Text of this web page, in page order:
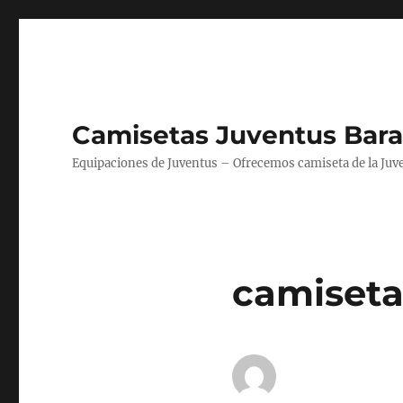
Camisetas Juventus
Equipaciones de Juventus – Ofrecemos camiseta de la